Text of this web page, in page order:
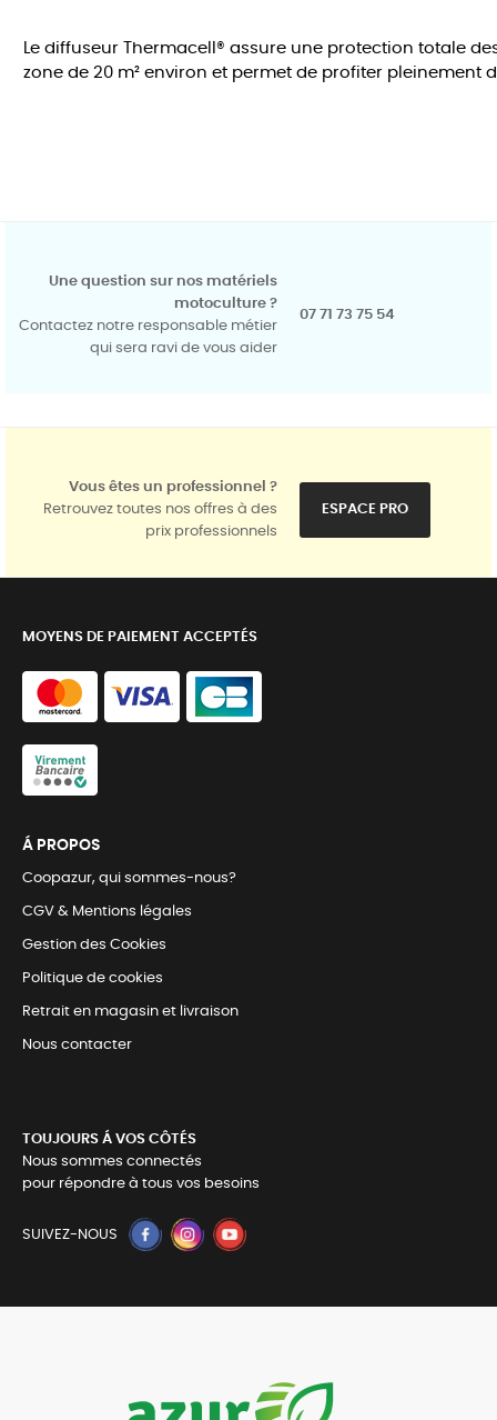
Le diffuseur Thermacell® assure une protection totale
zone de 20 m² environ et permet de profiter pleinement
Une question sur nos matériels
motoculture ?
Contactez notre responsable métier
qui sera ravi de vous aider
07 71 73 75 54
Vous êtes un professionnel ?
Retrouvez toutes nos offres à des
prix professionnels
ESPACE PRO
MOYENS DE PAIEMENT ACCEPTÉS
Á PROPOS
Coopazur, qui sommes-nous?
CGV & Mentions légales
Gestion des Cookies
Politique de cookies
Retrait en magasin et livraison
Nous contacter
TOUJOURS Á VOS CÔTÉS
Nous sommes connectés
pour répondre à tous vos besoins
SUIVEZ-NOUS